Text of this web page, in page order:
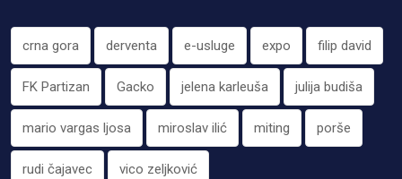
crna gora derventa e-usluge expo filip david
FK Partizan Gacko jelena karleuša julija budiša
mario vargas ljosa miroslav ilić miting porše
rudi čajavec vico zeljković